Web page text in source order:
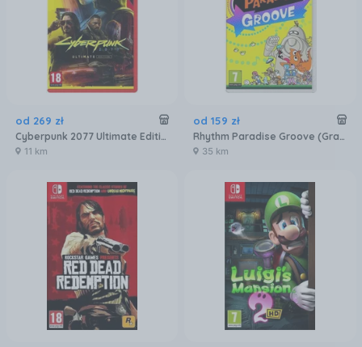
od 269 zł
Cyberpunk 2077 Ultimate Edition (Gra NS2)
11 km
od 159 zł
Rhythm Paradise Groove (Gra NS)
35 km